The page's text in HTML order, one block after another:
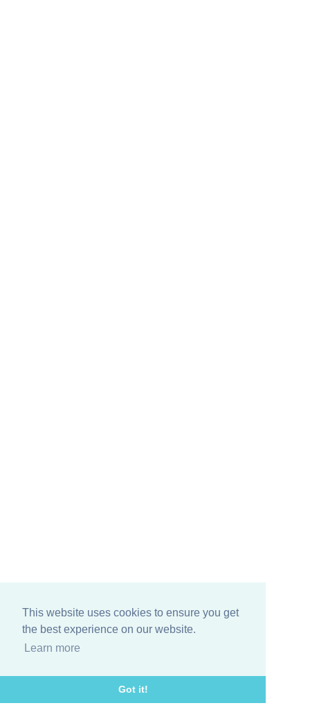
This website uses cookies to ensure you get
the best experience on our website.
Learn more
Got it!